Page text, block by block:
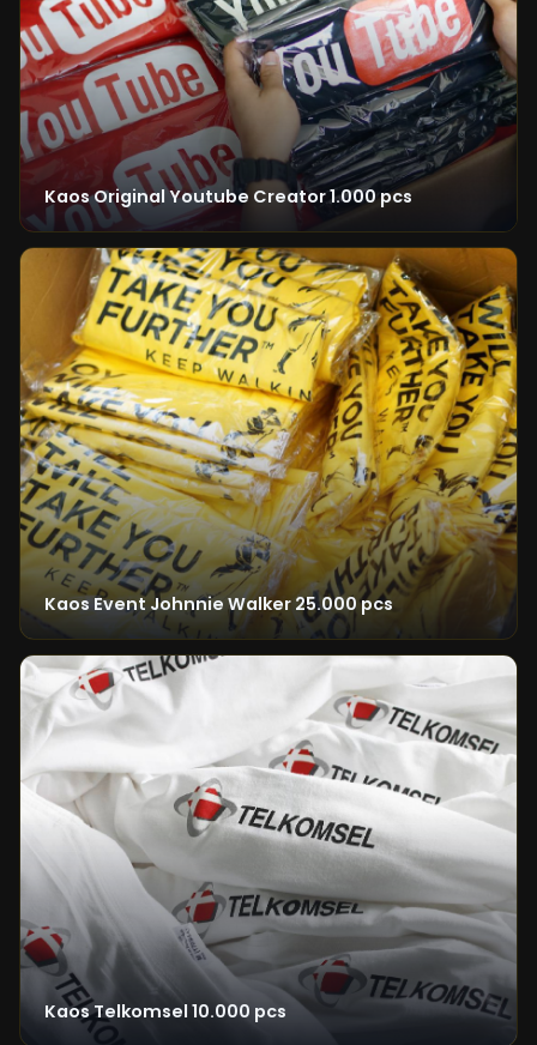
Kaos Original Youtube Creator 1.000 pcs
Kaos Event Johnnie Walker 25.000 pcs
Kaos Telkomsel 10.000 pcs